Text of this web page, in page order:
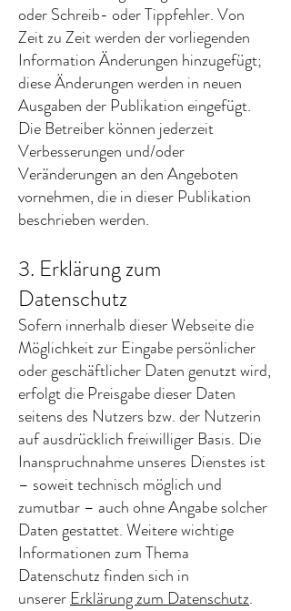
oder Schreib- oder Tippfehler. Von
Zeit zu Zeit werden der vorliegenden
Information Änderungen hinzugefügt;
diese Änderungen werden in neuen
Ausgaben der Publikation eingefügt.
Die Betreiber können jederzeit
Verbesserungen und/oder
Veränderungen an den Angeboten
vornehmen, die in dieser Publikation
beschrieben werden.
3. Erklärung zum
Datenschutz
Sofern innerhalb dieser Webseite die
Möglichkeit zur Eingabe persönlicher
oder geschäftlicher Daten genutzt wird,
erfolgt die Preisgabe dieser Daten
seitens des Nutzers bzw. der Nutzerin
auf ausdrücklich freiwilliger Basis. Die
Inanspruchnahme unseres Dienstes ist
– soweit technisch möglich und
zumutbar – auch ohne Angabe solcher
Daten gestattet. Weitere wichtige
Informationen zum Thema
Datenschutz finden sich in
unsererErklärung zum Datenschutz.